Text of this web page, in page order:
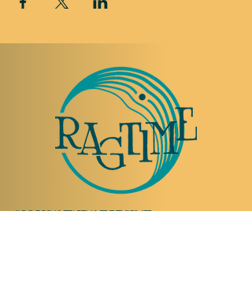
NOUS RENDRE VISITE